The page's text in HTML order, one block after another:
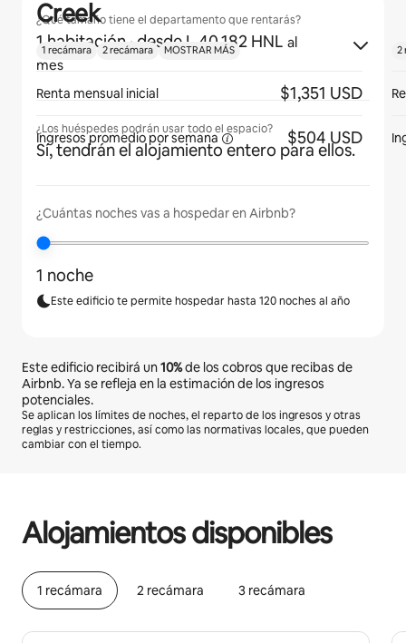
¿Qué tamaño tiene el departamento que rentarás?
1 habitación · desde L 40,182 HNL al
mes
¿Los huéspedes podrán usar todo el espacio?
Sí, tendrán el alojamiento entero para ellos.
¿Cuántas noches vas a hospedar en Airbnb?
1 noche
Este edificio te permite hospedar hasta 120 noches al año
Este edificio recibirá un10%de los cobros que recibas de
Airbnb. Ya se refleja en la estimación de los ingresos
potenciales.
Se aplican los límites de noches, el reparto de los ingresos y otras
reglas y restricciones, así como las normativas locales, que pueden
cambiar con el tiempo.
Alojamientos disponibles
1 recámara 2 recámara 3 recámara
Creek
1 recámara 2 recámara MOSTRAR MÁS
Renta mensual inicial $1,351 USD
Ingresos promedio porsemana $504 USD
2